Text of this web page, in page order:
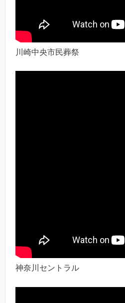
川崎中央市民葬祭
神奈川セントラル